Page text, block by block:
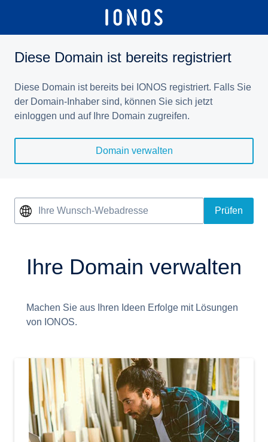
Diese Domain ist bereits registriert
Diese Domain ist bereits bei IONOS registriert. Falls Sie
der Domain-Inhaber sind, können Sie sich jetzt
einloggen und auf Ihre Domain zugreifen.
Domain verwalten
Ihre Wunsch-Webadresse Prüfen
Ihre Domain verwalten
Machen Sie aus Ihren Ideen Erfolge mit Lösungen
von IONOS.